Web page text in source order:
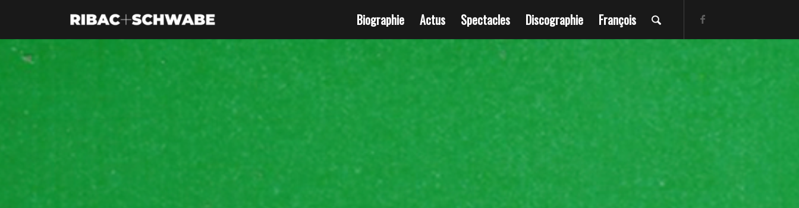
Biographie Actus Spectacles Discographie François